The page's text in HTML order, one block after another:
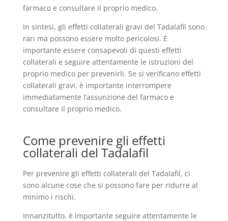
farmaco e consultare il proprio medico.
In sintesi, gli effetti collaterali gravi del Tadalafil sono
rari ma possono essere molto pericolosi. È
importante essere consapevoli di questi effetti
collaterali e seguire attentamente le istruzioni del
proprio medico per prevenirli. Se si verificano effetti
collaterali gravi, è importante interrompere
immediatamente l’assunzione del farmaco e
consultare il proprio medico.
Come prevenire gli effetti
collaterali del Tadalafil
Per prevenire gli effetti collaterali del Tadalafil, ci
sono alcune cose che si possono fare per ridurre al
minimo i rischi.
Innanzitutto, è importante seguire attentamente le